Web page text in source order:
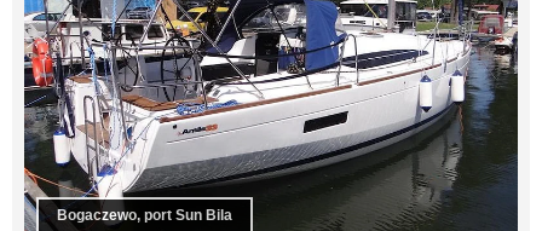
Bogaczewo, port Sun Bila